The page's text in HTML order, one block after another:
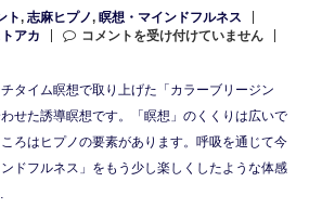
ト, 志麻ヒプノ, 瞑想・マインドフルネス
アカ
コメントを受け付けていません
タイム瞑想で取り上げた「カラーブリージン
せた誘導瞑想です。「瞑想」のくくりは広いで
ろはヒプノの要素があります。呼吸を通じて今
ドフルネス」をもう少し楽しくしたような体感